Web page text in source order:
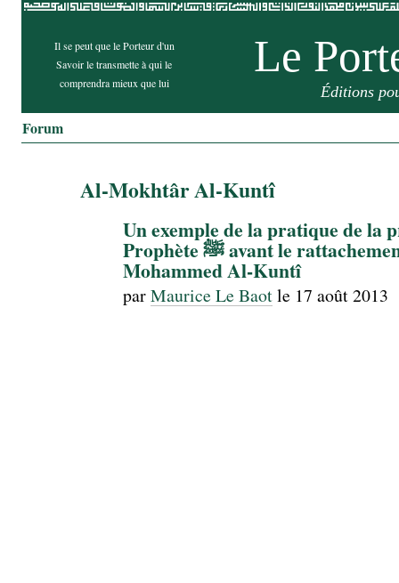
Il se peut que le Porteur d'un
Savoir le transmette à qui le
comprendra mieux que lui
Le
Éditions
Forum
Al-Mokhtâr Al-Kuntî
Un exemple de la pratique de la
Prophète ﷺ avant le rattachement – Cheikh
Mohammed Al-Kuntî
parMaurice Le Baotle 17 août 2013